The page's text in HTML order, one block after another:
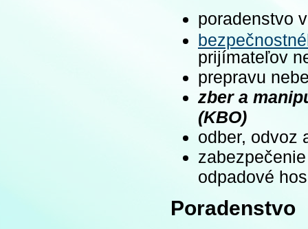
poradenstvo
prijímateľov
prepravu
zber a
(KBO)
odber, odvoz
odpadové
Poradenstvo